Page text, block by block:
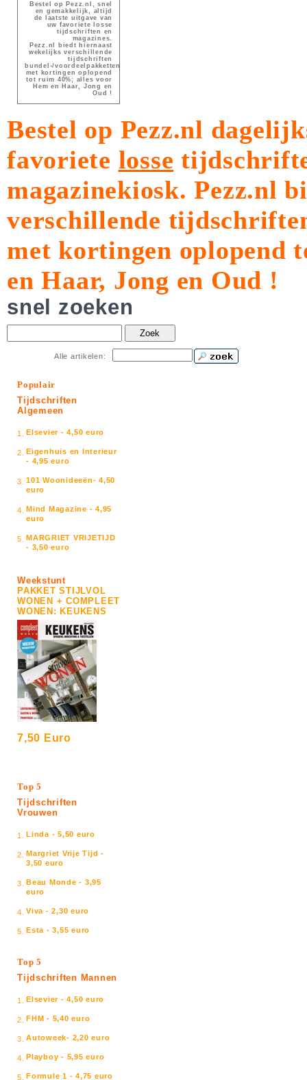
Bestel op Pezz.nl, snel
en gemakkelijk, altijd
de laatste uitgave van
uw favoriete losse
tijdschriften en
magazines.
Pezz.nl biedt hiernaast
wekelijks verschillende
tijdschriften
bundel-/voordeelpakketten
met kortingen oplopend
tot ruim 40%; alles voor
Hem en Haar, Jong en
Oud !
Bestel op Pezz.nl
favoriete losse
magazinekiosk.Pezz.nl
verschillende
met kortingen oplopend
en Haar, Jong en Oud !
snel zoeken
Zoek
Alle artikelen:
Populair
Tijdschriften
Algemeen
1. Elsevier - 4,50 euro
2. Eigenhuis en Interieur
- 4,95 euro
3. 101 Woonideeën- 4,50
euro
4. Mind Magazine - 4,95
euro
5. MARGRIET VRIJETIJD
- 3,50 euro
Weekstunt
PAKKET STIJLVOL
WONEN + COMPLEET
WONEN: KEUKENS
7,50 Euro
Top 5
Tijdschriften
Vrouwen
1. Linda - 5,50 euro
2. Margriet Vrije Tijd -
3,50 euro
3. Beau Monde - 3,95
euro
4. Viva - 2,30 euro
5. Esta - 3,55 euro
Top 5
Tijdschriften Mannen
1. Elsevier - 4,50 euro
2. FHM - 5,40 euro
3. Autoweek- 2,20 euro
4. Playboy - 5,95 euro
5. Formule 1 - 4,75 euro